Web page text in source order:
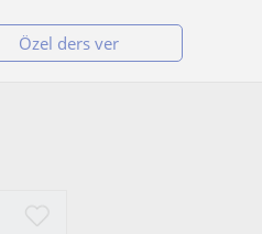
Özel ders ver